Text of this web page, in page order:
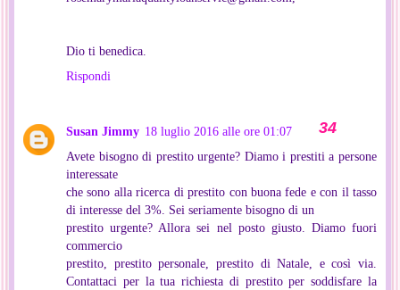
Dio ti benedica.
Rispondi
Susan Jimmy 18 luglio 2016 alle ore 01:07
Avete bisogno di prestito urgente? Diamo i prestiti a persone
interessate
che sono alla ricerca di prestito con buona fede e con il tasso
di interesse del 3%. Sei seriamente bisogno di un
prestito urgente? Allora sei nel posto giusto. Diamo fuori
commercio
prestito, prestito personale, prestito di Natale, e così via.
Contattaci per la tua richiesta di prestito per soddisfare la